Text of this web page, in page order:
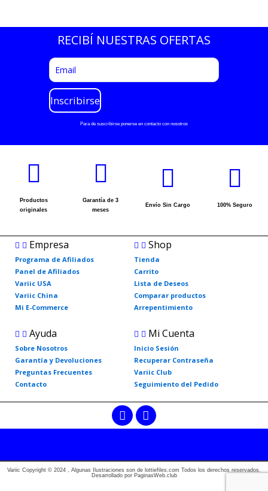
RECIBÍ NUESTRAS OFERTAS
Para de suscribirse ponerse en contacto con nosotros
Productos
originales
Garantía de 3
meses
Envío Sin Cargo 100% Seguro
Empresa
Programa de Afiliados
Panel de Afiliados
Variic USA
Variic China
Mi E-Commerce
Ayuda
Sobre Nosotros
Garantía y Devoluciones
Preguntas Frecuentes
Contacto
Shop
Tienda
Carrito
Lista de Deseos
Comparar productos
Arrepentimiento
Mi Cuenta
Inicio Sesión
Recuperar Contraseña
Variic Club
Seguimiento del Pedido
F
a
c
o
o
I
n
s
g
r
Variic Copyright © 2024 , Algunas Ilustraciones son de lottiefiles.com Todos los derechos reservados.
Desarrollado por PaginasWeb.club